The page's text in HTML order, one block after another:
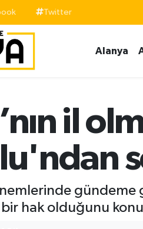
Twitter
Alanya
il
hak olduğunu